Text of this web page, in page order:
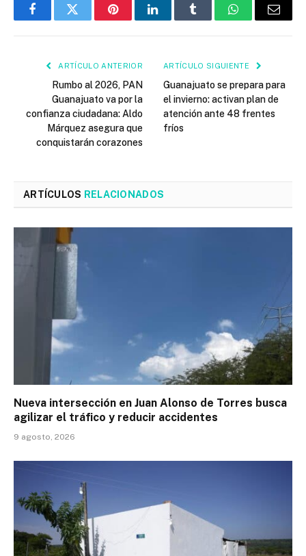
FacebookTwitter PinterestLinkedInTumblr WhatsAppEmail
ARTÍCULO ANTERIOR
Rumbo al 2026, PAN
Guanajuato va por la
confianza ciudadana: Aldo
Márquez asegura que
conquistarán corazones
ARTÍCULO SIGUIENTE
Guanajuato se prepara para
el invierno: activan plan de
atención ante 48 frentes
fríos
ARTÍCULOS RELACIONADOS
Nueva intersección en Juan Alonso de Torres busca
agilizar el tráfico y reducir accidentes
9 agosto, 2026